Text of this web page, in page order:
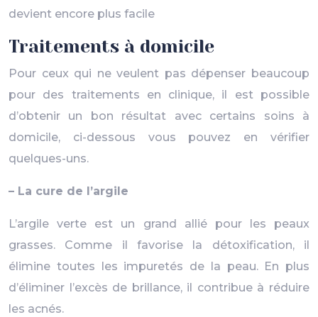
devient encore plus facile
Traitements à domicile
Pour ceux qui ne veulent pas dépenser beaucoup
pour des traitements en clinique, il est possible
d’obtenir un bon résultat avec certains soins à
domicile, ci-dessous vous pouvez en vérifier
quelques-uns.
– La cure de l’argile
L’argile verte est un grand allié pour les peaux
grasses. Comme il favorise la détoxification, il
élimine toutes les impuretés de la peau. En plus
d’éliminer l’excès de brillance, il contribue à réduire
les acnés.